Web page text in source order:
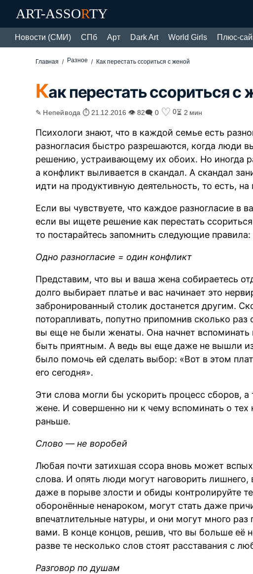
ART-ASSORTY
Новости (СМИ) СПб Арт Dark Art World Girls Плюс-
Главная Разное Как перестать ссориться с женой
Как перестать ссориться с
✎ Непейвода ⏱ 21.12.2016 👁 82🗨 0 ♡ 0⏳ 2 мин
Психологи знают, что в каждой семье есть
разногласия быстро разрешаются, когда люди
решению, устраивающему их обоих. Но иногда
а конфликт выливается в скандал. А скандал
идти на продуктивную деятельность, то есть,
Если вы чувствуете, что каждое разногласие в
если вы ищете решение как перестать
то постарайтесь запомнить следующие правила:
Одно разногласие = один конфликт
Представим, что вы и ваша жена собираетесь
долго выбирает платье и вас начинает это
забронированный столик достанется другим.
поторапливать, попутно припомнив сколько раз
вы еще не были женаты. Она начнет вспоминать
быть приятным. А ведь вы еще даже не вышли
было помочь ей сделать выбор: «Вот в этом
его сегодня».
Эти слова могли бы ускорить процесс сборов,
жене. И совершенно ни к чему вспоминать о тех
раньше.
Слово — не воробей
Любая почти затихшая ссора вновь может
слова. И опять люди могут наговорить
даже в порыве злости и обиды контролируйте
оборонённые ненароком, могут стать даже
впечатлительные натуры, и они могут много раз
вами. В конце концов, решив, что вы больше её
разве те несколько слов стоят расставания с
Разговор по душам